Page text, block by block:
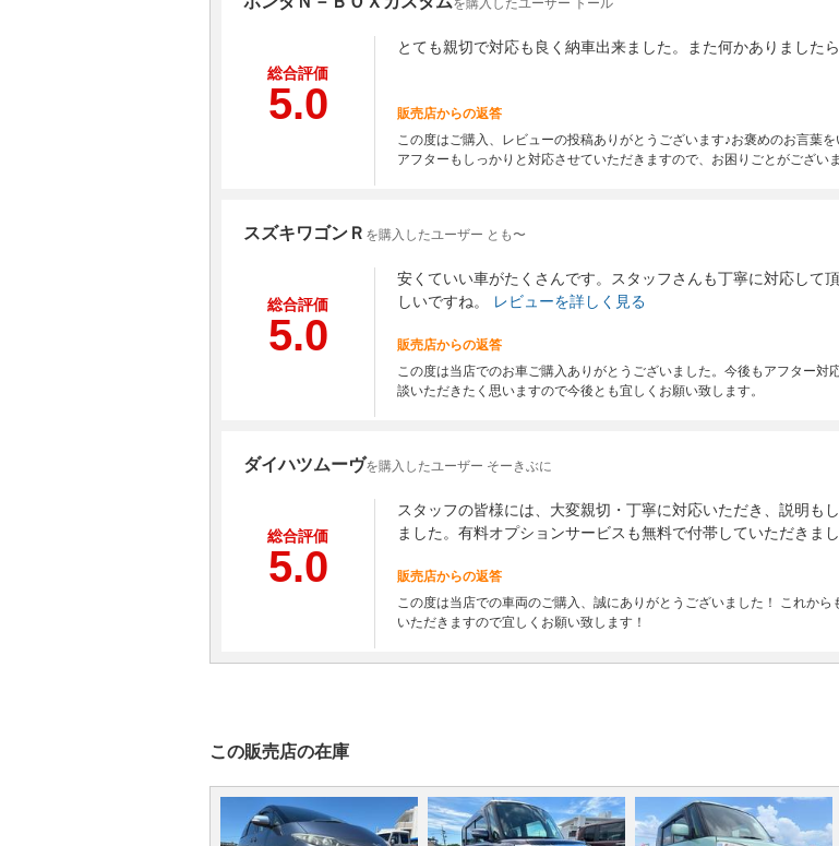
を購入したユーザー トール
総合評価
5.0
とても親切で対応も良く納車出来ました。また何かありました
販売店からの返答
この度はご購入、レビューの投稿ありがとうございます♪お褒めのお言葉
アフターもしっかりと対応させていただきますので、お困りごとがござい
スズキワゴンＲ を購入したユーザー とも〜
総合評価
5.0
安くていい車がたくさんです。スタッフさんも丁寧に対応して
しいですね。
レビューを詳しく見る
販売店からの返答
この度は当店でのお車ご購入ありがとうございました。今後もアフター
談いただきたく思いますので今後とも宜しくお願い致します。
ダイハツムーヴを購入したユーザー そーきぶに
総合評価
5.0
スタッフの皆様には、大変親切・丁寧に対応いただき、説明も
ました。有料オプションサービスも無料で付帯していただきま
販売店からの返答
この度は当店での車両のご購入、誠にありがとうございました！ これか
いただきますので宜しくお願い致します！
この販売店の在庫